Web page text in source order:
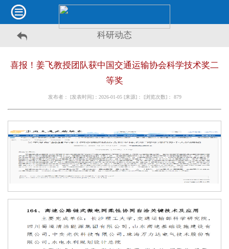
科研动态
喜报！姜飞教授团队获中国交通运输协会科学技术奖二
等奖
发布者： [发表时间]：2026-01-05 [来源]： [浏览次数]： 879